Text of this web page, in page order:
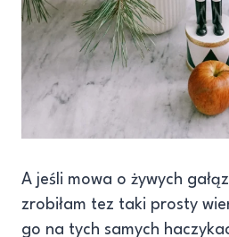
A jeśli mowa o żywych
zrobiłam tez taki prosty
go na tych samych